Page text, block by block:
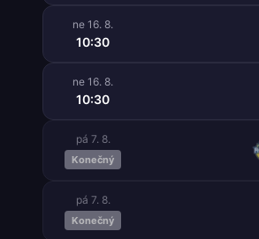
ne 16. 8.
10:30
ne 16. 8.
10:30
pá 7. 8.
Konečný
pá 7. 8.
Konečný